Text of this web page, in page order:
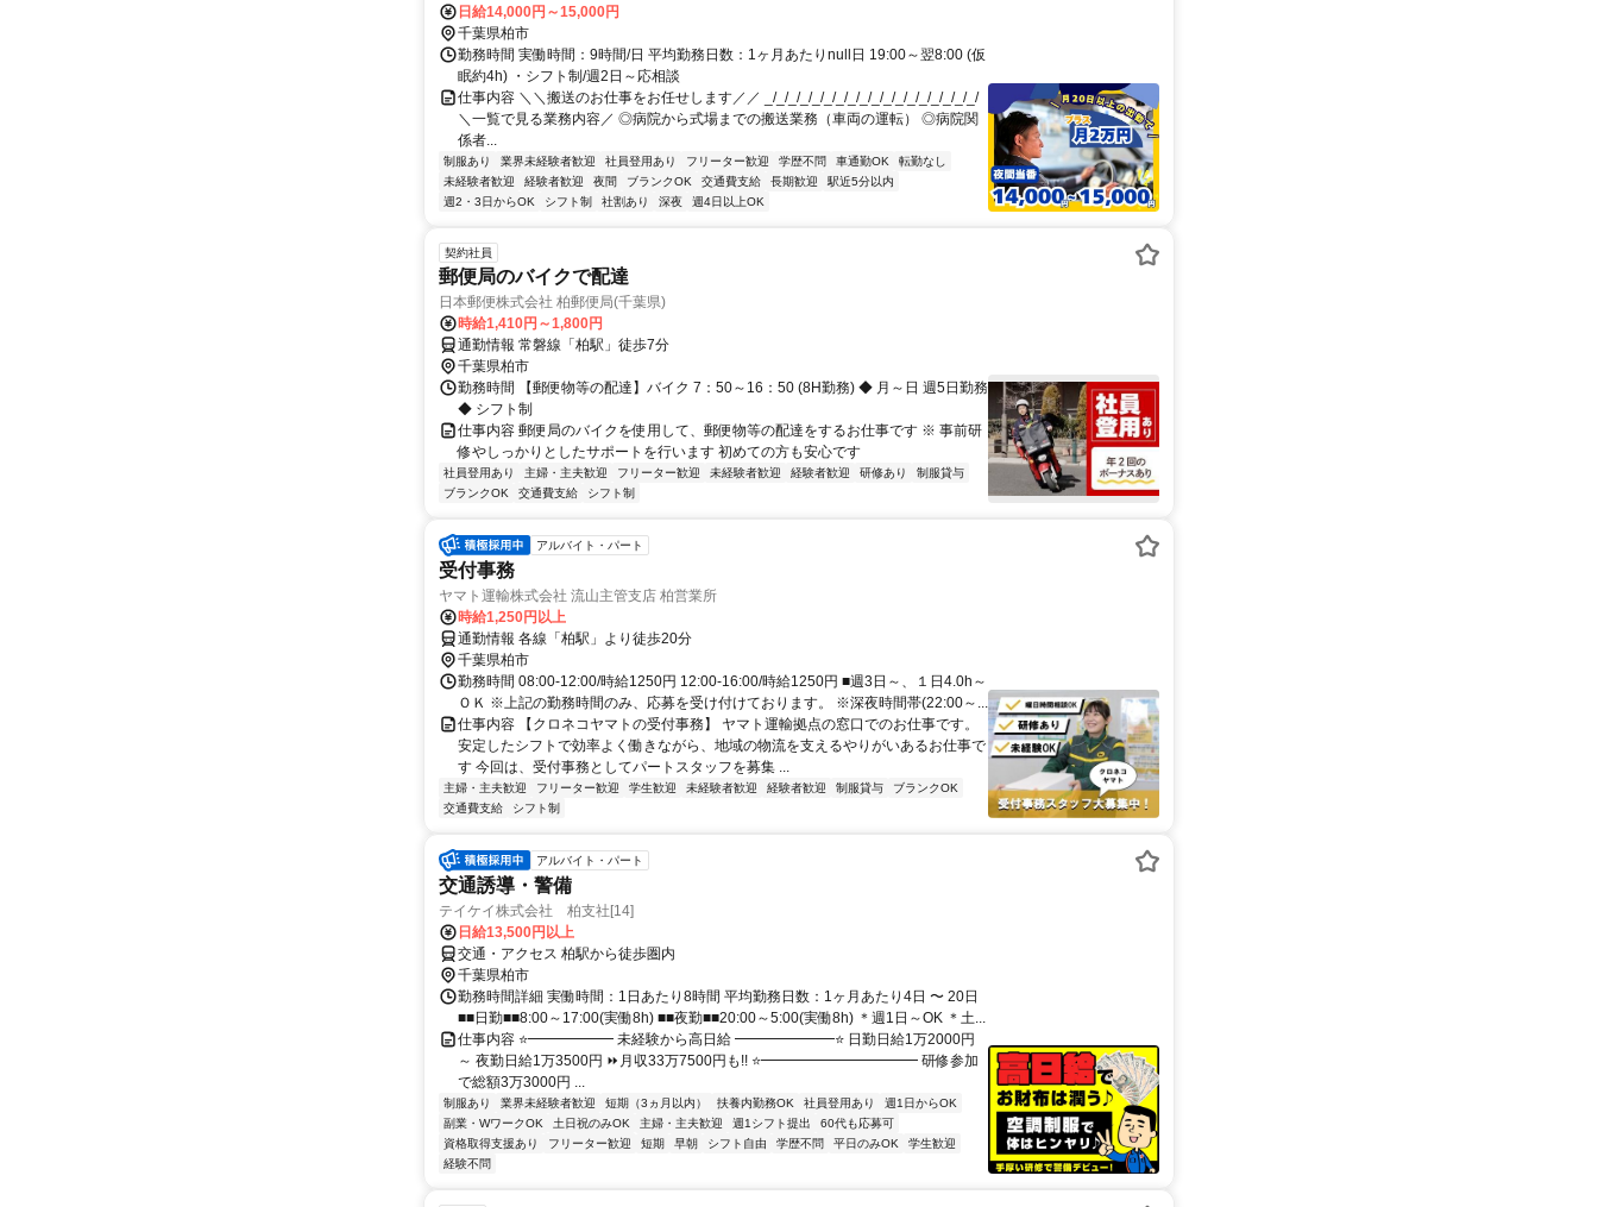
日給14,000円～15,000円
千葉県柏市
勤務時間 実働時間：9時間/日 平均勤務日数：1ヶ月あたりnull日 19:00～翌8:00 (仮
眠約4h) ・シフト制/週2日～応相談
仕事内容 ＼＼搬送のお仕事をお任せします／／ _/_/_/_/_/_/_/_/_/_/_/_/_/_/_/_/_/_/
＼一覧で見る業務内容／ ◎病院から式場までの搬送業務（車両の運転） ◎病院関
係者...
制服あり 業界未経験者歓迎 社員登用あり フリーター歓迎 学歴不問 車通勤OK
転勤なし
未経験者歓迎
経験者歓迎 夜間 ブランクOK 交通費支給 長期歓迎
駅近5分以内
週2・3日からOK
シフト制 社割あり 深夜 週4日以上OK
契約社員
郵便局のバイクで配達
日本郵便株式会社 柏郵便局(千葉県)
時給1,410円～1,800円
通勤情報 常磐線「柏駅」徒歩7分
千葉県柏市
勤務時間 【郵便物等の配達】バイク 7：50～16：50 (8H勤務) ◆ 月～日 週5日勤務
◆ シフト制
仕事内容 郵便局のバイクを使用して、郵便物等の配達をするお仕事です ※ 事前研
修やしっかりとしたサポートを行います 初めての方も安心です
社員登用あり 主婦・主夫歓迎 フリーター歓迎 未経験者歓迎 経験者歓迎 研修あり
制服貸与
ブランクOK
交通費支給 シフト制
アルバイト・パート
受付事務
ヤマト運輸株式会社 流山主管支店 柏営業所
時給1,250円以上
通勤情報 各線「柏駅」より徒歩20分
千葉県柏市
勤務時間 08:00-12:00/時給1250円 12:00-16:00/時給1250円 ■週3日～、１日4.0h～
ＯＫ ※上記の勤務時間のみ、応募を受け付けております。 ※深夜時間帯(22:00～...
仕事内容 【クロネコヤマトの受付事務】 ヤマト運輸拠点の窓口でのお仕事です。
安定したシフトで効率よく働きながら、地域の物流を支えるやりがいあるお仕事で
す 今回は、受付事務としてパートスタッフを募集 ...
主婦・主夫歓迎 フリーター歓迎 学生歓迎 未経験者歓迎 経験者歓迎 制服貸与
ブランクOK
交通費支給
シフト制
アルバイト・パート
交通誘導・警備
テイケイ株式会社 柏支社[14]
日給13,500円以上
交通・アクセス 柏駅から徒歩圏内
千葉県柏市
勤務時間詳細 実働時間：1日あたり8時間 平均勤務日数：1ヶ月あたり4日 〜 20日
■■日勤■■8:00～17:00(実働8h) ■■夜勤■■20:00～5:00(実働8h) ＊週1日～OK ＊土...
仕事内容 ⭐━━━━━━ 未経験から高日給 ━━━━━━━⭐ 日勤日給1万2000円
～ 夜勤日給1万3500円 ⏩月収33万7500円も!! ⭐━━━━━━━━━━━ 研修参加
で総額3万3000円 ...
制服あり 業界未経験者歓迎 短期（3ヵ月以内） 扶養内勤務OK 社員登用あり
週1日からOK
副業・WワークOK
土日祝のみOK 主婦・主夫歓迎 週1シフト提出
60代も応募可
資格取得支援あり
フリーター歓迎 短期 早朝 シフト自由 学歴不問 平日のみOK
学生歓迎
経験不問